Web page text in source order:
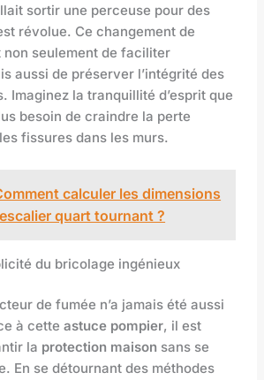
sortir une perceuse pour des
révolue. Ce changement de
non seulement de faciliter
aussi de préserver l’intégrité des
Imaginez la tranquillité d’esprit que
besoin de craindre la perte
fissures dans les murs.
calculer les dimensions
quart tournant ?
du bricolage ingénieux
de fumée n’a jamais été aussi
à cetteastuce pompier, il est
la protection maison sans se
En se détournant des méthodes